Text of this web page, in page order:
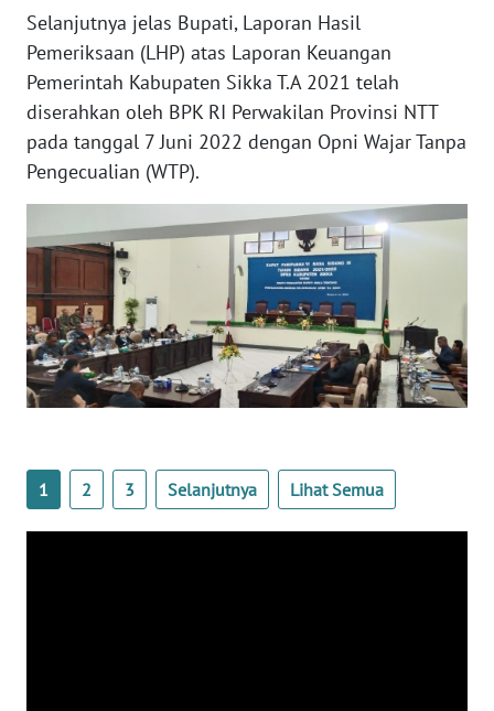
Selanjutnya jelas Bupati, Laporan Hasil
Pemeriksaan (LHP) atas Laporan Keuangan
Pemerintah Kabupaten Sikka T.A 2021 telah
diserahkan oleh BPK RI Perwakilan Provinsi NTT
pada tanggal 7 Juni 2022 dengan Opni Wajar Tanpa
Pengecualian (WTP).
1 2 3 Selanjutnya Lihat Semua
WN
SULTRA
WN
NTB
WN
WN
SULBAR
WN
BABEL
SUMBAR
WN